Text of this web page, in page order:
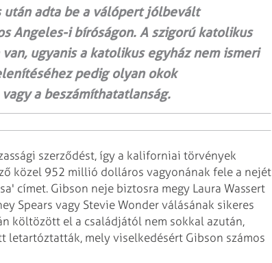
után adta be a válópert jólbevált
Angeles-i bíróságon. A szigorú katolikus
ugyanis a katolikus egyház nem ismeri
pedig olyan okok
a beszámíthatatlanság.
szerződést, így a kaliforniai törvények
közel 952 millió dolláros vagyonának fele a nejét
címet. Gibson neje biztosra megy Laura Wassert
Spears vagy Stevie Wonder válásának sikeres
költözött el a családjától nem sokkal azután,
mely viselkedésért Gibson számos